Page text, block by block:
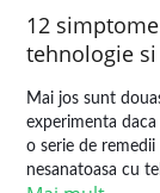
12
tehnologie
Mai jos sunt
experimenta
o serie de
nesanatoasa cu